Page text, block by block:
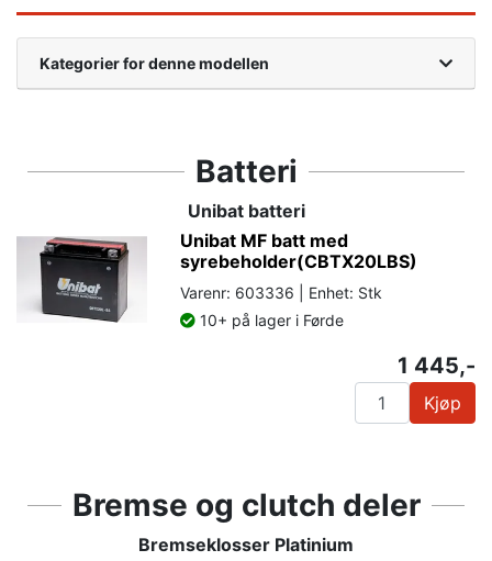
Kategorier for denne modellen
Batteri
Unibat batteri
Unibat MF batt med
syrebeholder(CBTX20LBS)
Varenr: 603336 | Enhet: Stk
10+ på lager i Førde
1 445,-
Kjøp
Bremse og clutch deler
Bremseklosser Platinium